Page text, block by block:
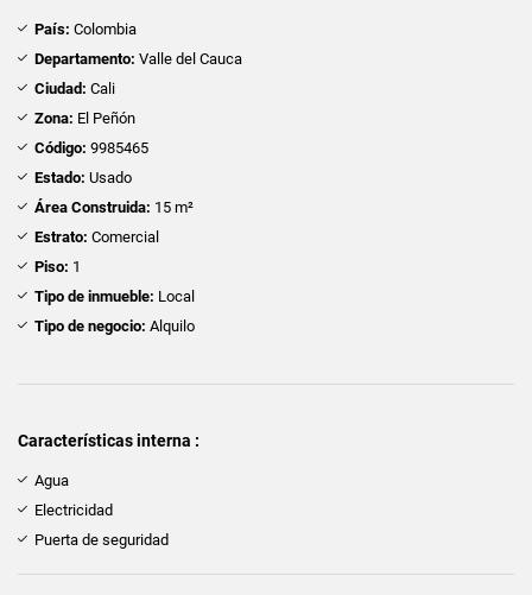
País: Colombia
Departamento: Valle del Cauca
Ciudad: Cali
Zona: El Peñón
Código: 9985465
Estado: Usado
Área Construida: 15 m²
Estrato: Comercial
Piso: 1
Tipo de inmueble: Local
Tipo de negocio: Alquilo
Características interna :
Agua
Electricidad
Puerta de seguridad